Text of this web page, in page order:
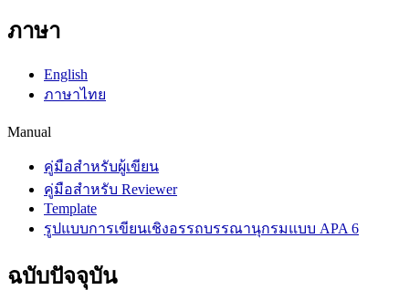
ภาษา
English
ภาษาไทย
Manual
คู่มือสำหรับผู้เขียน
คู่มือสำหรับ Reviewer
Template
รูปแบบการเขียนเชิงอรรถบรรณานุกรมแบบ APA 6
ฉบับปัจจุบัน